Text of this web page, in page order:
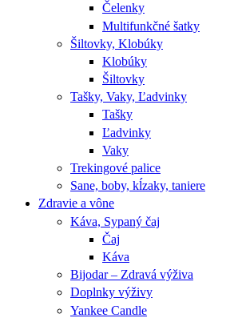
Čelenky
Multifunkčné šatky
Šiltovky, Klobúky
Klobúky
Šiltovky
Tašky, Vaky, Ľadvinky
Tašky
Ľadvinky
Vaky
Trekingové palice
Sane, boby, kĺzaky, taniere
Zdravie a vône
Káva, Sypaný čaj
Čaj
Káva
Bijodar – Zdravá výživa
Doplnky výživy
Yankee Candle